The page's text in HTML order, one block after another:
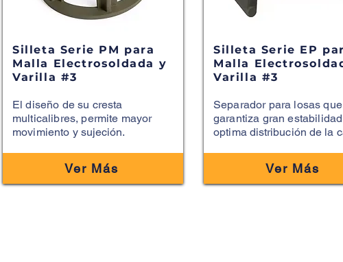
Silleta Serie PM para
Malla Electrosoldada y
Varilla #3
El diseño de su cresta
multicalibres, permite mayor
movimiento ysujeción.
Ver Más
Silleta Serie EP
Malla
Varilla #3
Separador para losas que
garantiza gran
optimadistribución de la
Ver Más